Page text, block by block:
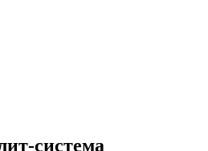
система